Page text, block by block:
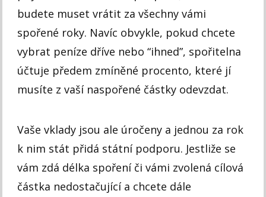
budete muset vrátit za všechny vámi
spořené roky. Navíc obvykle, pokud chcete
vybrat peníze dříve nebo “ihned”, spořitelna
účtuje předem zmíněné procento, které jí
musíte z vaší naspořené částky odevzdat.
Vaše vklady jsou ale úročeny a jednou za rok
k nim stát přidá státní podporu. Jestliže se
vám zdá délka spoření či vámi zvolená cílová
částka nedostačující a chcete dále